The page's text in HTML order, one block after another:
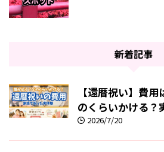
新着記事
【還暦祝い】費
のくらいかける？
2026/7/20